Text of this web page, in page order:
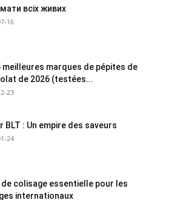
всіх живих
16
meilleures marques de pépites de
de 2026 (testées...
23
BLT : Un empire des saveurs
24
de colisage essentielle pour les
internationaux